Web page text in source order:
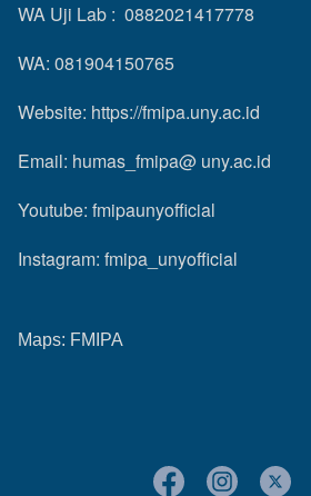
WA Uji Lab : 0882021417778
WA: 081904150765
Website: https://fmipa.uny.ac.id
Email: humas_fmipa@ uny.ac.id
Youtube: fmipaunyofficial
Instagram: fmipa_unyofficial
Maps: FMIPA